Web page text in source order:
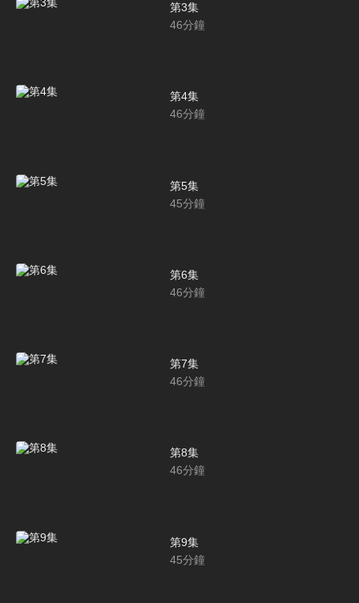
第3集
46分鐘
第4集
46分鐘
第5集
45分鐘
第6集
46分鐘
第7集
46分鐘
第8集
46分鐘
第9集
45分鐘